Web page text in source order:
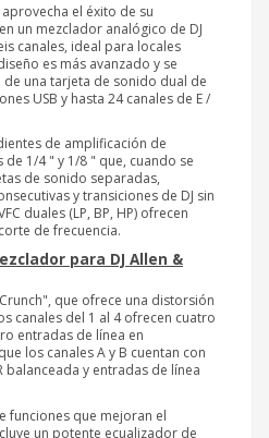
aprovecha el éxito de su
un mezclador analógico de DJ
canales, ideal para locales
es más avanzado y se
una tarjeta de sonido dual de
USB y hasta 24 canales de E /
de amplificación de
1/4 " y 1/8 " que, cuando se
de sonido separadas,
y transiciones de DJ sin
duales (LP, BP, HP) ofrecen
de frecuencia.
para DJ Allen &
que ofrece una distorsión
canales del 1 al 4 ofrecen cuatro
entradas de línea en
los canales A y B cuentan con
balanceada y entradas de línea
funciones que mejoran el
un potente ecualizador de